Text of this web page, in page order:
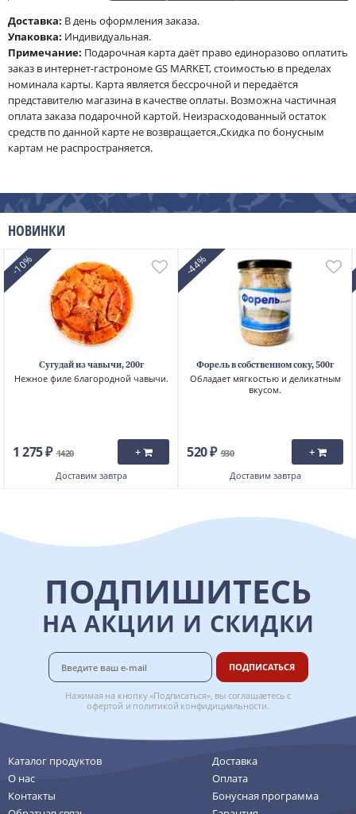
Доставка: В день оформления заказа.
Упаковка: Индивидуальная.
Примечание: Подарочная карта даёт право единоразово оплатить
заказ в интернет-гастрономе GS MARKET, стоимостью в пределах
номинала карты. Карта является бессрочной и передаётся
представителю магазина в качестве оплаты. Возможна частичная
оплата заказа подарочной картой. Неизрасходованный остаток
средств по данной карте не возвращается.,Скидка по бонусным
картам не распространяется.
НОВИНКИ
-10%
Сугудай из чавычи, 200г
Нежное филе благородной чавычи.
1 275 ₽ 1420 +
Доставим завтра
-44%
Форель в собственном соку, 500г
Обладает мягкостью и деликатным
вкусом.
520 ₽ 930 +
Доставим завтра
ПОДПИШИТЕСЬ
НА АКЦИИ И СКИДКИ
ПОДПИСАТЬСЯ
Нажимая на кнопку «Подписаться», вы соглашаетесь с
офертой и политикой конфидициальности.
Каталог продуктов
О нас
Контакты
Доставка
Оплата
Бонусная программа